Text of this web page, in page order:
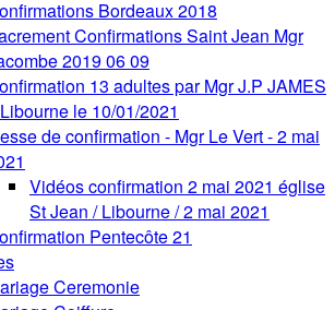
Bordeaux 2018
Confirmations Saint Jean Mgr
2019 06 09
13 adultes par Mgr J.P JAMES
le 10/01/2021
de confirmation - Mgr Le Vert - 2 mai
Vidéos confirmation 2 mai 2021 église
St Jean / Libourne / 2 mai 2021
Pentecôte 21
Ceremonie